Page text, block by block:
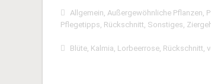
Allgemein, Außergewöhnliche Pflanzen,
Pflegetipps, Rückschnitt, Sonstiges,
Blüte, Kalmia, Lorbeerrose, Rückschnitt,